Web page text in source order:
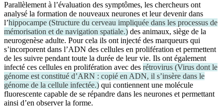
Parallèlement à l’évaluation des symptômes, les chercheurs ont
analysé la formation de nouveaux neurones et leur devenir dans
l’hippocampe (Structure du cerveau impliquée dans les processus de
mémorisation et de navigation spatiale.) des animaux, siège de la
neurogenèse adulte. Pour cela ils ont injecté des marqueurs qui
s’incorporent dans l’ADN des cellules en prolifération et permettent
de les suivre pendant toute la durée de leur vie. Ils ont également
infecté ces cellules en prolifération avec des rétrovirus (Virus dont le
génome est constitué d’ARN : copié en ADN, il s’insère dans le
génome de la cellule infectée.) qui contiennent une molécule
fluorescente capable de se répandre dans les neurones et permettant
ainsi d’en observer la forme.